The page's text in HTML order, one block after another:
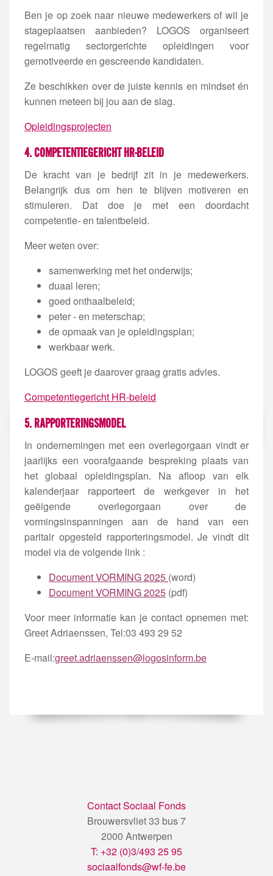
Ben je op zoek naar nieuwe medewerkers of wil je
stageplaatsen aanbieden? LOGOS organiseert
regelmatig sectorgerichte opleidingen voor
gemotiveerde en gescreende kandidaten.
Ze beschikken over de juiste kennis en mindset én
kunnen meteen bij jou aan de slag.
Opleidingsprojecten
4. COMPETENTIEGERICHT HR-BELEID
De kracht van je bedrijf zit in je medewerkers.
Belangrijk dus om hen te blijven motiveren en
stimuleren. Dat doe je met een doordacht
competentie- en talentbeleid.
Meer weten over:
samenwerking met het onderwijs;
duaal leren;
goed onthaalbeleid;
peter - en meterschap;
de opmaak van je opleidingsplan;
werkbaar werk.
LOGOS geeft je daarover graag gratis advies.
Competentiegericht HR-beleid
5. RAPPORTERINGSMODEL
In ondernemingen met een overlegorgaan vindt er
jaarlijks een voorafgaande bespreking plaats van
het globaal opleidingsplan. Na afloop van elk
kalenderjaar rapporteert de werkgever in het
geëigende overlegorgaan over de
vormingsinspanningen aan de hand van een
paritair opgesteld rapporteringsmodel. Je vindt dit
model via de volgende link :
Document VORMING 2025 (word)
Document VORMING 2025 (pdf)
Voor meer informatie kan je contact opnemen met:
Greet Adriaenssen, Tel:03 493 29 52
E-mail:greet.adriaenssen@logosinform.be
Contact Sociaal Fonds
Brouwersvliet 33 bus 7
2000 Antwerpen
T: +32 (0)3/493 25 95
sociaalfonds@wf-fe.be